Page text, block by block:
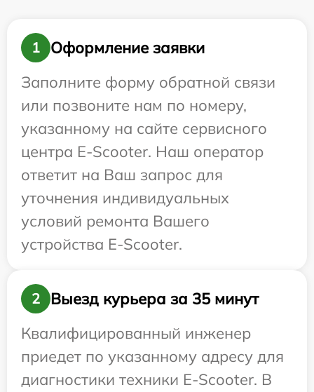
1
Оформление заявки
Заполните форму обратной связи
или позвоните нам по номеру,
указанному на сайте сервисного
центра E-Scooter. Наш оператор
ответит на Ваш запрос для
уточнения индивидуальных
условий ремонта Вашего
устройства E-Scooter.
2
Выезд курьера за 35 минут
Квалифицированный инженер
приедет по указанному адресу для
диагностики техники E-Scooter. В